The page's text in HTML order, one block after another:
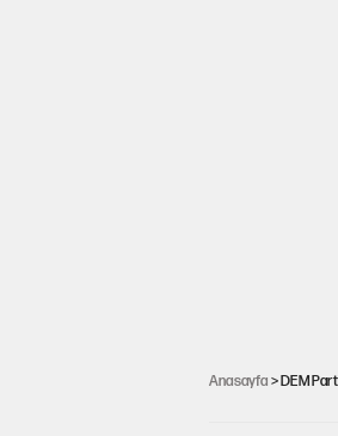
Anasayfa > DEM